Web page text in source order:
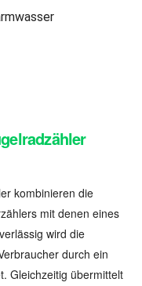
kombinieren die
mit denen eines
wird die
durch ein
Gleichzeitig übermittelt